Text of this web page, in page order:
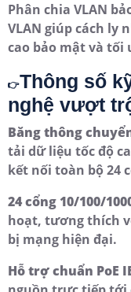
Phân chia VLAN
VLAN giúp cách ly
cao bảo mật và tối
👉Thông số
nghệ vượt
Băng thông
tải dữ liệu tốc độ
kết nối toàn bộ 24
24 cổng 10/100/
hoạt, tương thích
bị mạng hiện đại.
Hỗ trợ chuẩn PoE